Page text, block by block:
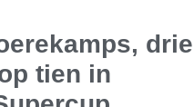
drie
tien in